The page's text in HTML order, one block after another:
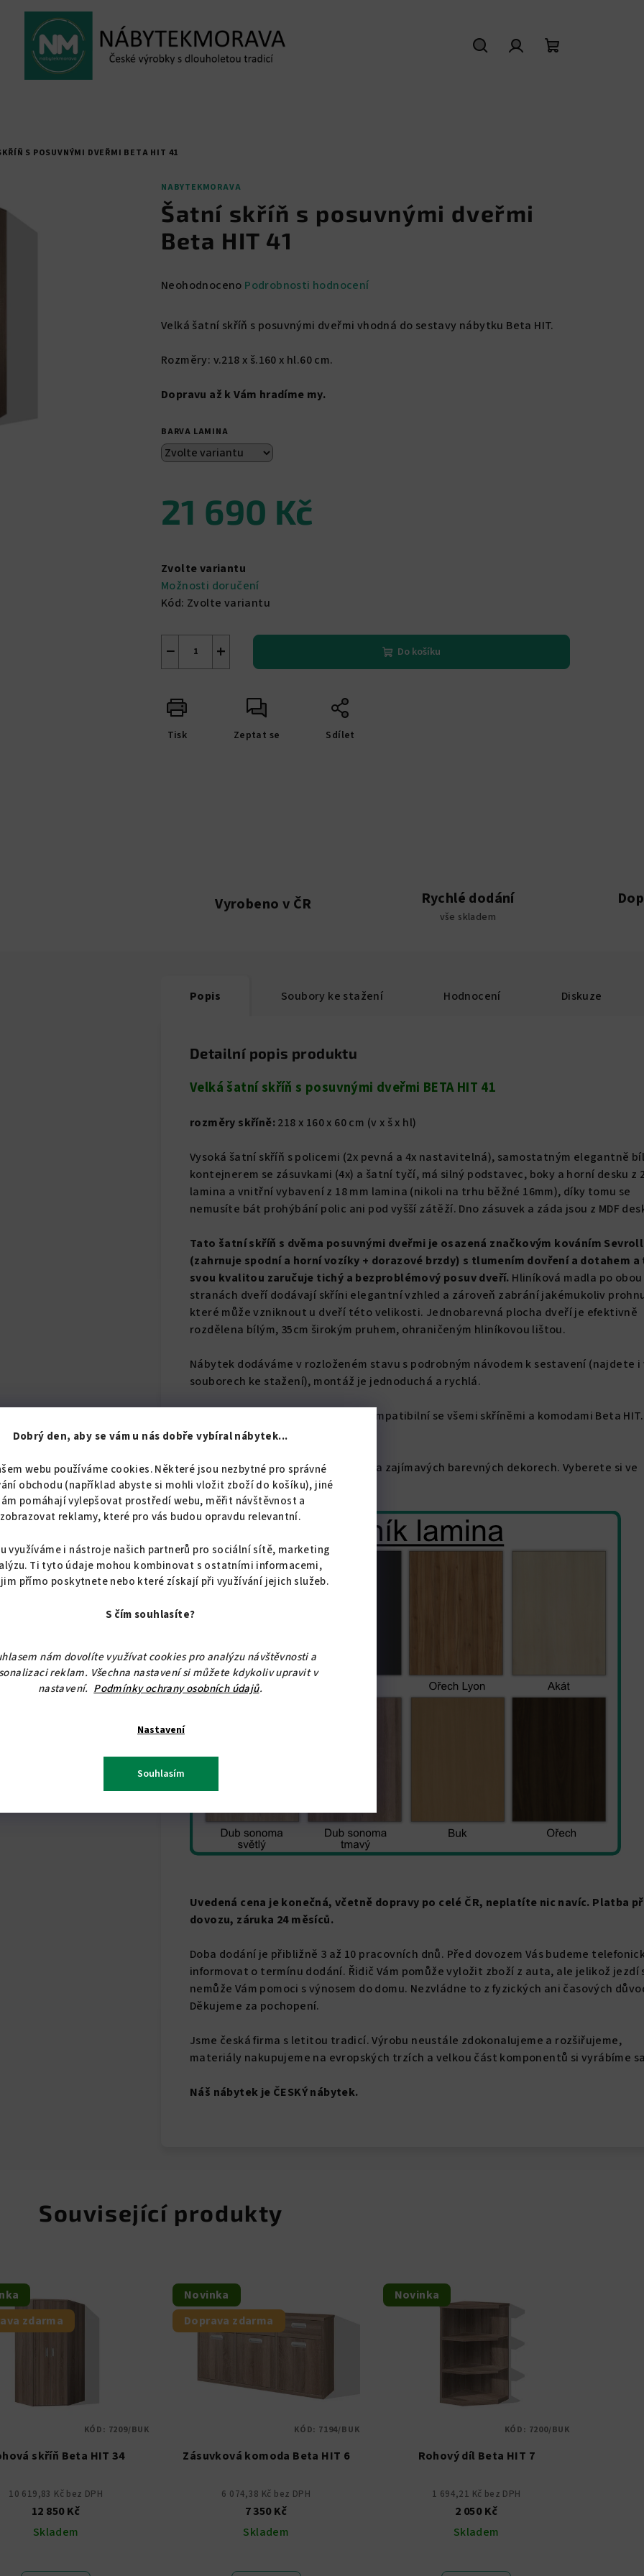
Dobrý den, aby se vám u nás dobře vybíral nábytek...
webu používáme cookies. Některé jsou nezbytné pro správné
obchodu (například abyste si mohli vložit zboží do košíku), jiné
pomáhají vylepšovat prostředí webu, měřit návštěvnost a
zobrazovat reklamy, které pro vás budou opravdu relevantní.
využíváme i nástroje našich partnerů pro sociální sítě, marketing
Ti tyto údaje mohou kombinovat s ostatními informacemi,
přímo poskytnete nebo které získají při využívání jejich služeb.
S čím souhlasíte?
nám dovolíte využívat cookies pro analýzu návštěvnosti a
reklam. Všechna nastavení si můžete kdykoliv upravit v
nastavení. Podmínky ochrany osobních údajů.
Nastavení
Souhlasím
S POSUVNÝMI DVEŘMI BETA HIT 41
NABYTEKMORAVA
Šatní skříň s posuvnými dveřmi
Beta HIT 41
Průměrné
produktu
0,0
5
hvězdiček.
Neohodnoceno Podrobnosti hodnocení
Velká šatní skříň s posuvnými dveřmi vhodná do sestavy nábytku Beta HIT.
Rozměry: v.218 x š.160 x hl.60 cm.
Dopravu až k Vám hradíme my.
BARVA LAMINA
21 690 Kč
cena:
Zvolte variantu
Možnosti doručení
Kód: Zvolte variantu
+
− Do košíku
Tisk Zeptat se Sdílet
Vyrobeno v ČR Rychlé dodání
vše skladem
Popis Soubory ke stažení Hodnocení Diskuze
Detailní popis produktu
Velká šatní skříň s posuvnými dveřmi BETA HIT 41
rozměry skříně:218 x 160 x 60 cm (v x š x hl)
Vysoká šatní skříň s policemi (2x pevná a 4x nastavitelná), samostatným elegantně
kontejnerem se zásuvkami (4x) a šatní tyčí, má silný podstavec, boky a horní desku z
lamina a vnitřní vybavení z 18 mm lamina (nikoli na trhu běžné 16mm), díky tomu se
nemusíte bát prohýbání polic ani pod vyšší zátěží. Dno zásuvek a záda jsou z MDF
Tato šatní skříň s dvěma posuvnými dveřmi je osazená značkovým kováním Sevroll
(zahrnuje spodní a horní vozíky + dorazové brzdy) s tlumením dovření a dotahem
svou kvalitou zaručuje tichý a bezproblémový posuv dveří. Hliníková madla po obou
stranách dveří dodávají skříni elegantní vzhled a zároveň zabrání jakémukoliv
které může vzniknout u dveří této velikosti. Jednobarevná plocha dveří je efektivně
rozdělena bílým, 35cm širokým pruhem, ohraničeným hliníkovou lištou.
Nábytek dodáváme v rozloženém stavu s podrobným návodem k sestavení (najdete i
souborech ke stažení), montáž je jednoduchá a rychlá.
Skříň je libovolně sestavitelná a kompatibilní se všemi skříněmi a komodami Beta HIT.
Nahlédněte do našeho katalogu.
Nábytek Beta HIT nabízíme v mnoha zajímavých barevných dekorech. Vyberete si ve
variantách produktu.
Uvedená cena je konečná, včetně dopravy po celé ČR, neplatíte nic navíc. Platba
dovozu, záruka 24 měsíců.
Doba dodání je přibližně 3 až 10 pracovních dnů. Před dovozem Vás budeme
informovat o termínu dodání. Řidič Vám pomůže vyložit zboží z auta, ale jelikož jezdí
nemůže Vám pomoci s výnosem do domu. Nezvládne to z fyzických ani časových
Děkujeme za pochopení.
Jsme česká firma s letitou tradicí. Výrobu neustále zdokonalujeme a rozšiřujeme,
materiály nakupujeme na evropských trzích a velkou část komponentů si vyrábíme
Náš nábytek je ČESKÝ nábytek.
Související produkty
zdarma
skříň Beta HIT 34
10 619,83 Kč bez DPH
12 850 Kč
Skladem
KÓD: 7209/BUK
Novinka
Doprava zdarma
Zásuvková komoda Beta HIT 6
6 074,38 Kč bez DPH
7 350 Kč
Skladem
KÓD: 7194/BUK
Novinka
Rohový díl Beta HIT 7
1 694,21 Kč bez DPH
2 050 Kč
Skladem
KÓD: 7200/BUK